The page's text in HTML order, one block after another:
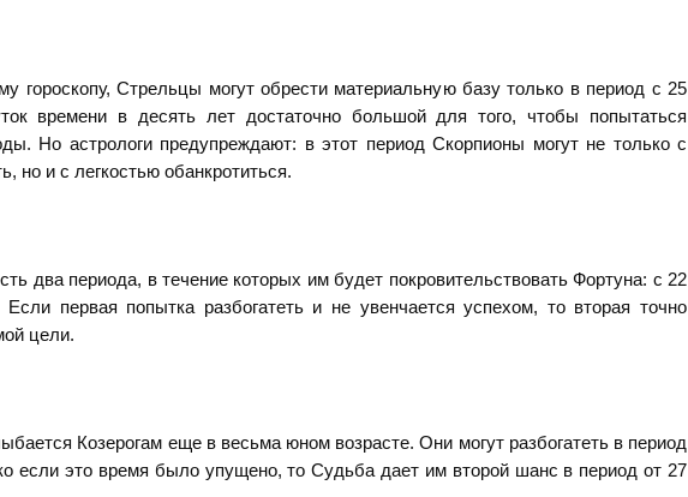
гороскопу, Стрельцы могут обрести материальную базу только в период с 25
времени в десять лет достаточно большой для того, чтобы попытаться
Но астрологи предупреждают: в этот период Скорпионы могут не только с
но и с легкостью обанкротиться.
два периода, в течение которых им будет покровительствовать Фортуна: с 22
первая попытка разбогатеть и не увенчается успехом, то вторая точно
цели.
Козерогам еще в весьма юном возрасте. Они могут разбогатеть в период
если это время было упущено, то Судьба дает им второй шанс в период от 27